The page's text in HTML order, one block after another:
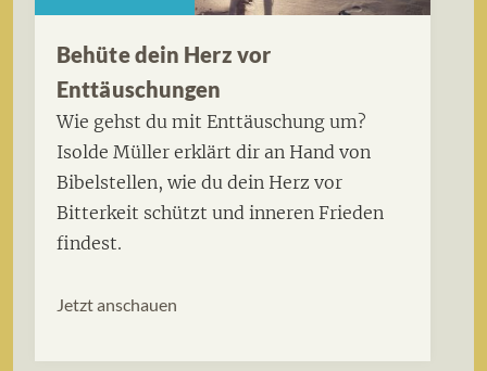
Behüte dein Herz vor
Enttäuschungen
Wie gehst du mit Enttäuschung um?
Isolde Müller erklärt dir an Hand von
Bibelstellen, wie du dein Herz vor
Bitterkeit schützt und inneren Frieden
findest.
Jetzt anschauen